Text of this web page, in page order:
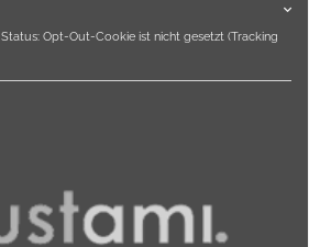
Status: Opt-Out-Cookie ist nicht gesetzt (Tracking